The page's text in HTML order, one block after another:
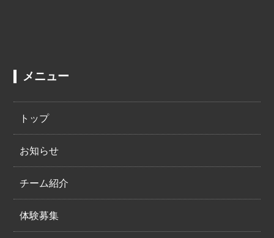
メニュー
トップ
お知らせ
チーム紹介
体験募集